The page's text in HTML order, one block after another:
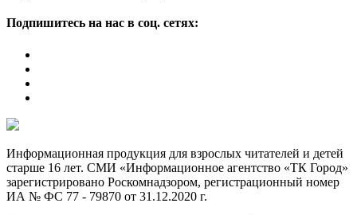
Подпишитесь на нас в соц. сетях:
Информационная продукция для взрослых читателей и детей
старше 16 лет. СМИ «Информационное агентство «ТК Город»
зарегистрировано Роскомнадзором, регистрационный номер
ИА № ФС 77 - 79870 от 31.12.2020 г.